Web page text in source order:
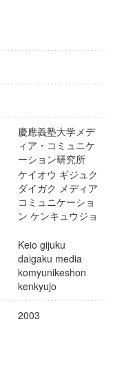
慶應義塾大学メデ
ィア・コミュニケ
ーション研究所
ケイオウ ギジュク
ダイガク メディア
コミュニケーショ
ン ケンキュウジョ
Keio gijuku
daigaku media
komyunikeshon
kenkyujo
2003